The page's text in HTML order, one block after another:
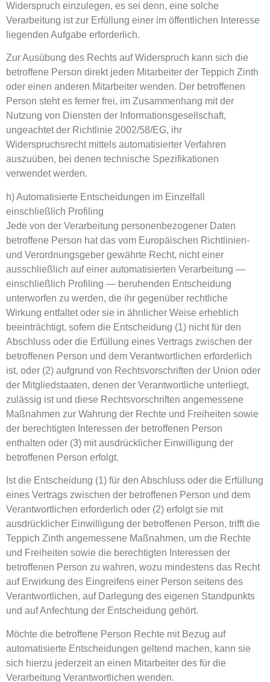
Widerspruch einzulegen, es sei denn, eine solche
Verarbeitung ist zur Erfüllung einer im öffentlichen Interesse
liegenden Aufgabe erforderlich.
Zur Ausübung des Rechts auf Widerspruch kann sich die
betroffene Person direkt jeden Mitarbeiter der Teppich Zinth
oder einen anderen Mitarbeiter wenden. Der betroffenen
Person steht es ferner frei, im Zusammenhang mit der
Nutzung von Diensten der Informationsgesellschaft,
ungeachtet der Richtlinie 2002/58/EG, ihr
Widerspruchsrecht mittels automatisierter Verfahren
auszuüben, bei denen technische Spezifikationen
verwendet werden.
h) Automatisierte Entscheidungen im Einzelfall
einschließlich Profiling
Jede von der Verarbeitung personenbezogener Daten
betroffene Person hat das vom Europäischen Richtlinien-
und Verordnungsgeber gewährte Recht, nicht einer
ausschließlich auf einer automatisierten Verarbeitung —
einschließlich Profiling — beruhenden Entscheidung
unterworfen zu werden, die ihr gegenüber rechtliche
Wirkung entfaltet oder sie in ähnlicher Weise erheblich
beeinträchtigt, sofern die Entscheidung (1) nicht für den
Abschluss oder die Erfüllung eines Vertrags zwischen der
betroffenen Person und dem Verantwortlichen erforderlich
ist, oder (2) aufgrund von Rechtsvorschriften der Union oder
der Mitgliedstaaten, denen der Verantwortliche unterliegt,
zulässig ist und diese Rechtsvorschriften angemessene
Maßnahmen zur Wahrung der Rechte und Freiheiten sowie
der berechtigten Interessen der betroffenen Person
enthalten oder (3) mit ausdrücklicher Einwilligung der
betroffenen Person erfolgt.
Ist die Entscheidung (1) für den Abschluss oder die Erfüllung
eines Vertrags zwischen der betroffenen Person und dem
Verantwortlichen erforderlich oder (2) erfolgt sie mit
ausdrücklicher Einwilligung der betroffenen Person, trifft die
Teppich Zinth angemessene Maßnahmen, um die Rechte
und Freiheiten sowie die berechtigten Interessen der
betroffenen Person zu wahren, wozu mindestens das Recht
auf Erwirkung des Eingreifens einer Person seitens des
Verantwortlichen, auf Darlegung des eigenen Standpunkts
und auf Anfechtung der Entscheidung gehört.
Möchte die betroffene Person Rechte mit Bezug auf
automatisierte Entscheidungen geltend machen, kann sie
sich hierzu jederzeit an einen Mitarbeiter des für die
Verarbeitung Verantwortlichen wenden.